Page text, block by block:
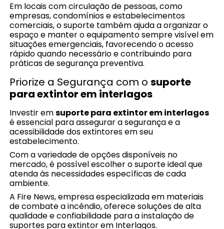
Em locais com circulação de pessoas, como
empresas, condomínios e estabelecimentos
comerciais, o suporte também ajuda a organizar o
espaço e manter o equipamento sempre visível em
situações emergenciais, favorecendo o acesso
rápido quando necessário e contribuindo para
práticas de segurança preventiva.
Priorize a Segurança com osuporte
para extintor em interlagos
Investir emsuporte para extintor em interlagos
é essencial para assegurar a segurança e a
acessibilidade dos extintores em seu
estabelecimento.
Com a variedade de opções disponíveis no
mercado, é possível escolher o suporte ideal que
atenda às necessidades específicas de cada
ambiente.
A Fire News, empresa especializada em materiais
de combate a incêndio, oferece soluções de alta
qualidade e confiabilidade para a instalação de
suportes para extintor em Interlagos.